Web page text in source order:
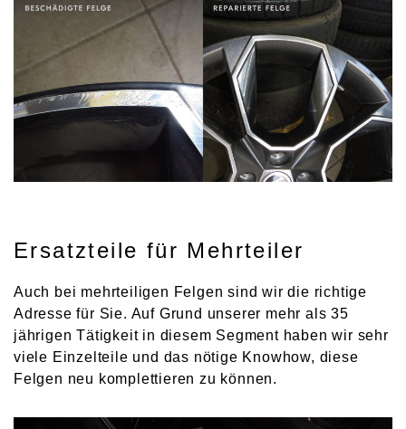
Ersatzteile für Mehrteiler
Auch bei mehrteiligen Felgen sind wir die richtige
Adresse für Sie. Auf Grund unserer mehr als 35
jährigen Tätigkeit in diesem Segment haben wir sehr
viele Einzelteile und das nötige Knowhow, diese
Felgen neu komplettieren zu können.